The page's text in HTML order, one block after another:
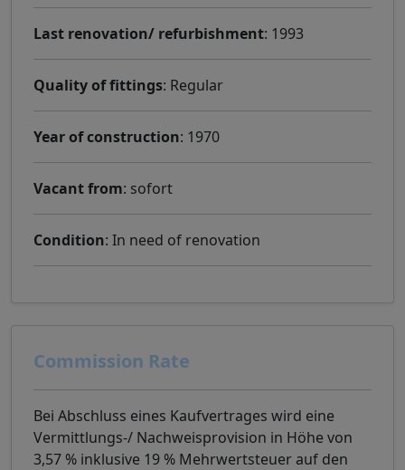
Last renovation/ refurbishment: 1993
Quality of fittings: Regular
Year of construction: 1970
Vacant from: sofort
Condition: In need of renovation
Commission Rate
Bei Abschluss eines Kaufvertrages wird eine
Vermittlungs-/ Nachweisprovision in Höhe von
3,57 % inklusive 19 % Mehrwertsteuer auf den